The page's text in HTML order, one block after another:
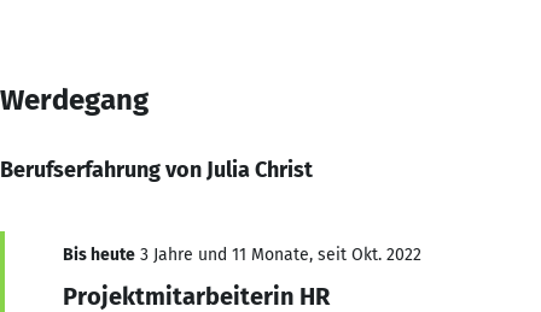
Werdegang
Berufserfahrung von Julia Christ
Bis heute 3 Jahre und 11 Monate, seit Okt. 2022
Projektmitarbeiterin HR